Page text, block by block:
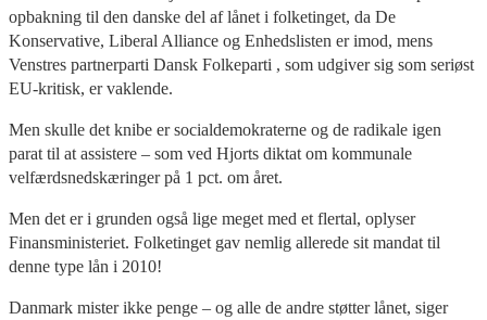
opbakning til den danske del af lånet i folketinget, da De
Konservative, Liberal Alliance og Enhedslisten er imod, mens
Venstres partnerparti Dansk Folkeparti , som udgiver sig som seriøst
EU-kritisk, er vaklende.
Men skulle det knibe er socialdemokraterne og de radikale igen
parat til at assistere – som ved Hjorts diktat om kommunale
velfærdsnedskæringer på 1 pct. om året.
Men det er i grunden også lige meget med et flertal, oplyser
Finansministeriet. Folketinget gav nemlig allerede sit mandat til
denne type lån i 2010!
Danmark mister ikke penge – og alle de andre støtter lånet, siger